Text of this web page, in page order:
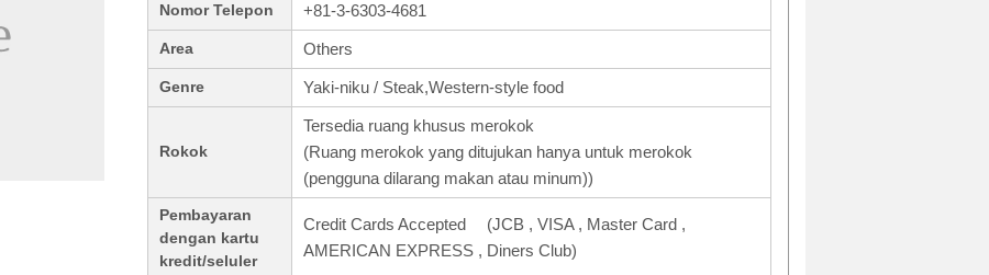
Nomor Telepon +81-3-6303-4681
Area Others
Genre Yaki-niku / Steak,Western-style food
Rokok
Tersedia ruang khusus merokok
(Ruang merokok yang ditujukan hanya untuk merokok
(pengguna dilarang makan atau minum))
Pembayaran
dengan kartu
kredit/seluler
Credit Cards Accepted (JCB , VISA , Master Card ,
AMERICAN EXPRESS , Diners Club)